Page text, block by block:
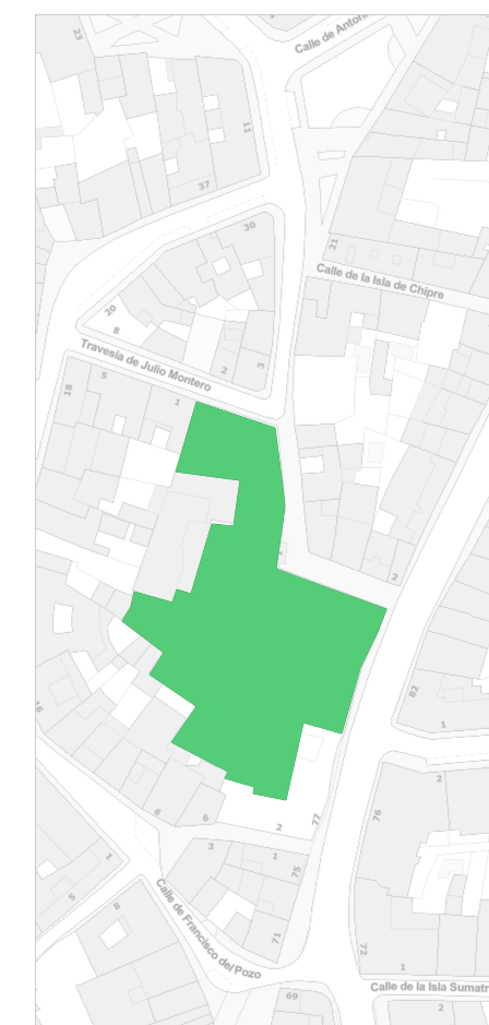
tiempo. Sobre la portada adintelada de
superponen las armas del linaje,
de la derecha del escudo partido al de
casa solar en Ejea de los Caballeros. Su
mixta, de mampostería y ladrillo en los
exteriores, hoy enfoscados, y traviesas de
de madera, tabicado de ladrillo, cascote y
interiores. Anexos al volumen principal se
otros más sencillos para bodegas,
corrales. Al fallecimiento de don Juan
Barreneche en 1839 pasó en proindiviso la
como otras muchas urbanas y rústicas de
y los lugares de su comarca, lo que
impronta familiar en ésta, a sus hijos don
Esteban y doña María Ignacia de
Aramburu. Sin embargo, por autos
contra ellos y sus herederos, a causa de
por un préstamo no devuelto, sería
judicialmente a don Gregorio Montes Sáez
julio de 1879, en cuyos descendientes se